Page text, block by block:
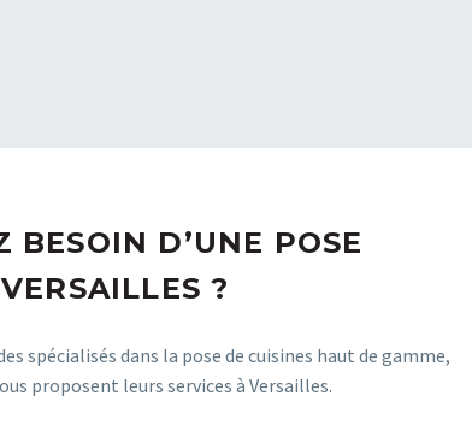
BESOIN D’UNE POSE
?
spécialisés dans la pose de cuisines haut de gamme,
proposent leurs services à Versailles.